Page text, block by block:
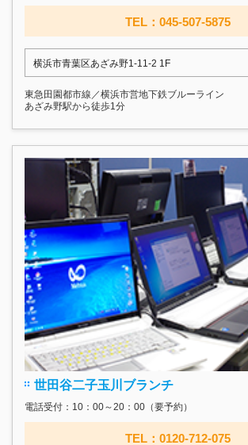
TEL：045-507-5875
横浜市青葉区あざみ野1-11-2 1F
東急田園都市線／横浜市営地下鉄ブルーライン
あざみ野駅から徒歩1分
世田谷二子玉川ブランチ
電話受付：10：00～20：00（要予約）
TEL：0120-712-075